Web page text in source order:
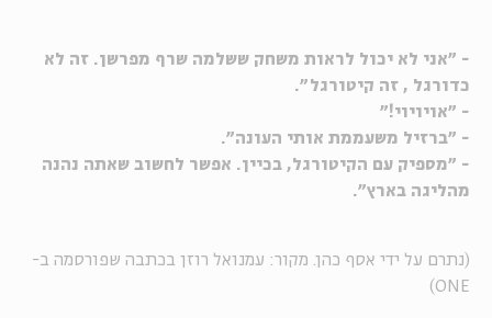
- "אני לא יכול לראות משחק ששלמה שרף מפרשן. זה לא
כדורגל , זה קיטורגל".
- "אויויוי!"
- "ברזיל משעממת אותי העונה".
- "מספיק עם הקיטורגל, בכיין. אפשר לחשוב שאתה נהנה
מהליגה בארץ".
(נתרם על ידי אסף כהן. מקור: עמנואל רוזן בכתבה שפורסמה ב-
ONE)